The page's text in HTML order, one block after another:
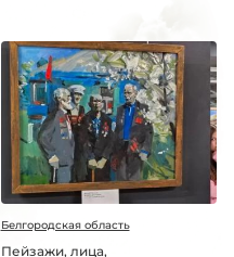
Белгородская область
Пейзажи, лица,